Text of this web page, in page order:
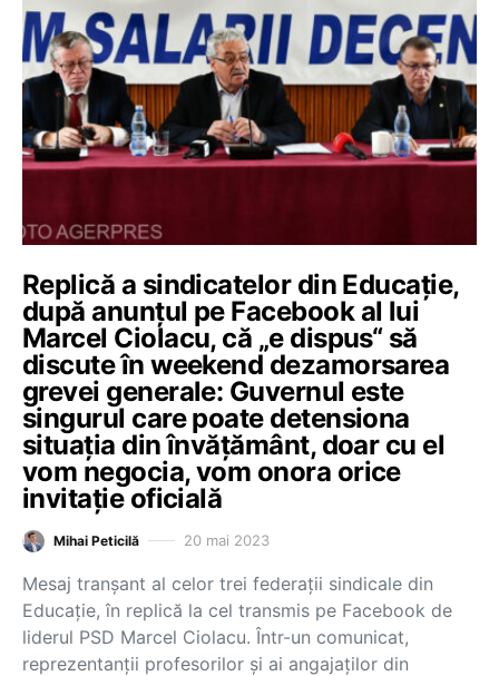
Replică a sindicatelor din Educație,
după anunțul pe Facebook al lui
Marcel Ciolacu, că „e dispus“ să
discute în weekend dezamorsarea
grevei generale: Guvernul este
singurul care poate detensiona
situația din învățământ, doar cu el
vom negocia, vom onora orice
invitație oficială
Mihai Peticilă 20 mai 2023
Mesaj tranșant al celor trei federații sindicale din
Educație, în replică la cel transmis pe Facebook de
liderul PSD Marcel Ciolacu. Într-un comunicat,
reprezentanții profesorilor și ai angajaților din